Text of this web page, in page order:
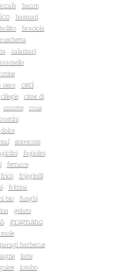
bacon
basmati
bollito
braciola
calamari
nero ceci
ciliegie
cime di
cocotte
cous
dolce
entrecote
fagiolini
fettucce
fricò
friggitelli
frittina
bio
funghi
gelato
gragnano
barbecue
latte
lombo